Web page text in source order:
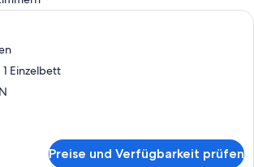
Ein Zimmer mit einem Bett, einer
Einzelbett
Preise und Verfügbarkeit prüfen